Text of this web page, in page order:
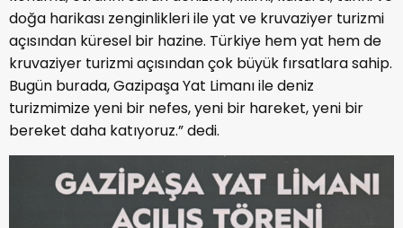
doğa harikası zenginlikleri ile yat ve kruvaziyer turizmi
açısından küresel bir hazine. Türkiye hem yat hem de
kruvaziyer turizmi açısından çok büyük fırsatlara sahip.
Bugün burada, Gazipaşa Yat Limanı ile deniz
turizmimize yeni bir nefes, yeni bir hareket, yeni bir
bereket daha katıyoruz.” dedi.